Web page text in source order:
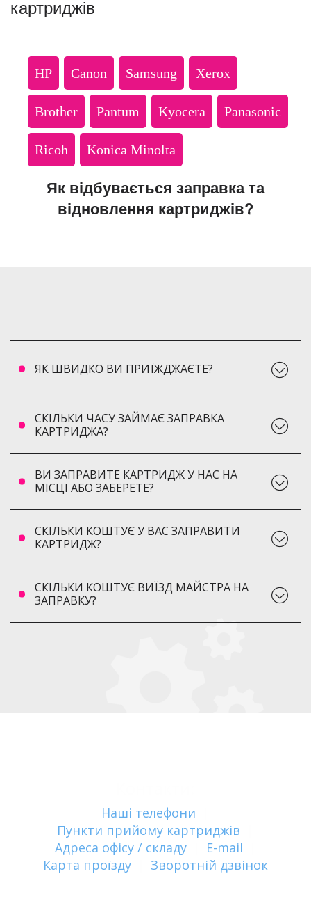
картриджів
HP Canon Samsung Xerox
Brother Pantum Kyocera Panasonic
Ricoh Konica Minolta
Як відбувається заправка та
відновлення картриджів?
ЯК ШВИДКО ВИ ПРИЇЖДЖАЄТЕ?
СКІЛЬКИ ЧАСУ ЗАЙМАЄ ЗАПРАВКА
КАРТРИДЖА?
ВИ ЗАПРАВИТЕ КАРТРИДЖ У НАС НА
МІСЦІ АБО ЗАБЕРЕТЕ?
СКІЛЬКИ КОШТУЄ У ВАС ЗАПРАВИТИ
КАРТРИДЖ?
СКІЛЬКИ КОШТУЄ ВИЇЗД МАЙСТРА НА
ЗАПРАВКУ?
Наші телефони
Пункти прийому картриджів
Адреса офісу / складу
E-mail
Карта проїзду
Зворотній дзвінок